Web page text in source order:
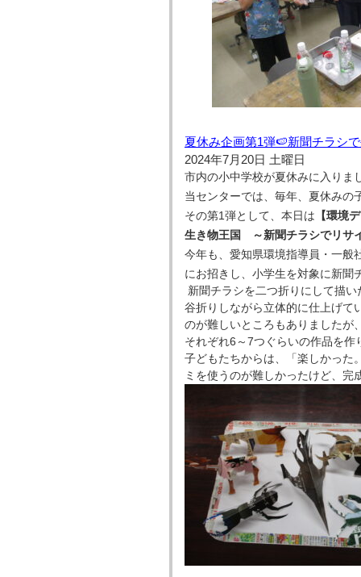
夏休み企画第1弾🍉新聞チラシ
2024年7月20日 土曜日
市内の小中学校が夏休みに入りま
当センターでは、毎年、夏休みの
その第1弾として、本日は 【環境
生き物王国 ～新聞チラシでリサ
今年も、愛知県環境指導員・一
にお招きし、小学生を対象に新聞
新聞チラシを二つ折りにして描
谷折りしながら立体的に仕上げて
のが難しいところもありましたが
それぞれ6～7つぐらいの作品を
子どもたちからは、「楽しかった
ミを使うのが難しかったけど、